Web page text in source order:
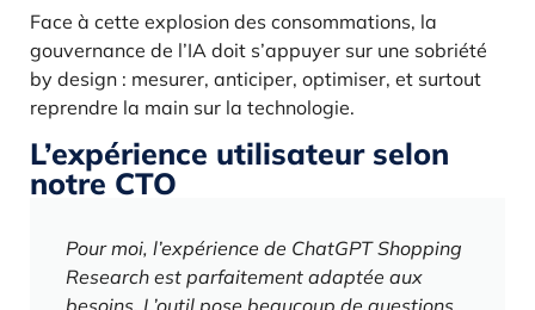
Face à cette explosion des consommations, la
gouvernance de l’IA doit s’appuyer sur une sobriété
by design : mesurer, anticiper, optimiser, et surtout
reprendre la main sur la technologie.
L’expérience utilisateur selon
notre CTO
Pour moi, l’expérience de ChatGPT Shopping
Research est parfaitement adaptée aux